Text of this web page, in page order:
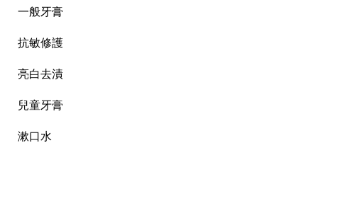
一般牙膏
抗敏修護
亮白去漬
兒童牙膏
漱口水